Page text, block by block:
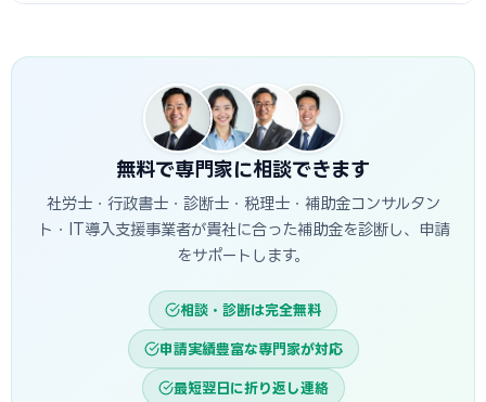
す。当サイトでは三田市に対応した専門家を無料でご紹介して
無料で専門家に相談できます
社労士・行政書士・診断士・税理士・補助金コンサルタン
ト・IT導入支援事業者が貴社に合った補助金を診断し、申請
をサポートします。
相談・診断は完全無料
申請実績豊富な専門家が対応
最短翌日に折り返し連絡